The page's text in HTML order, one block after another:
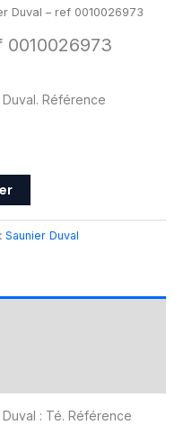
Duval – ref 0010026973
0010026973
Référence
Saunier Duval
: Té. Référence